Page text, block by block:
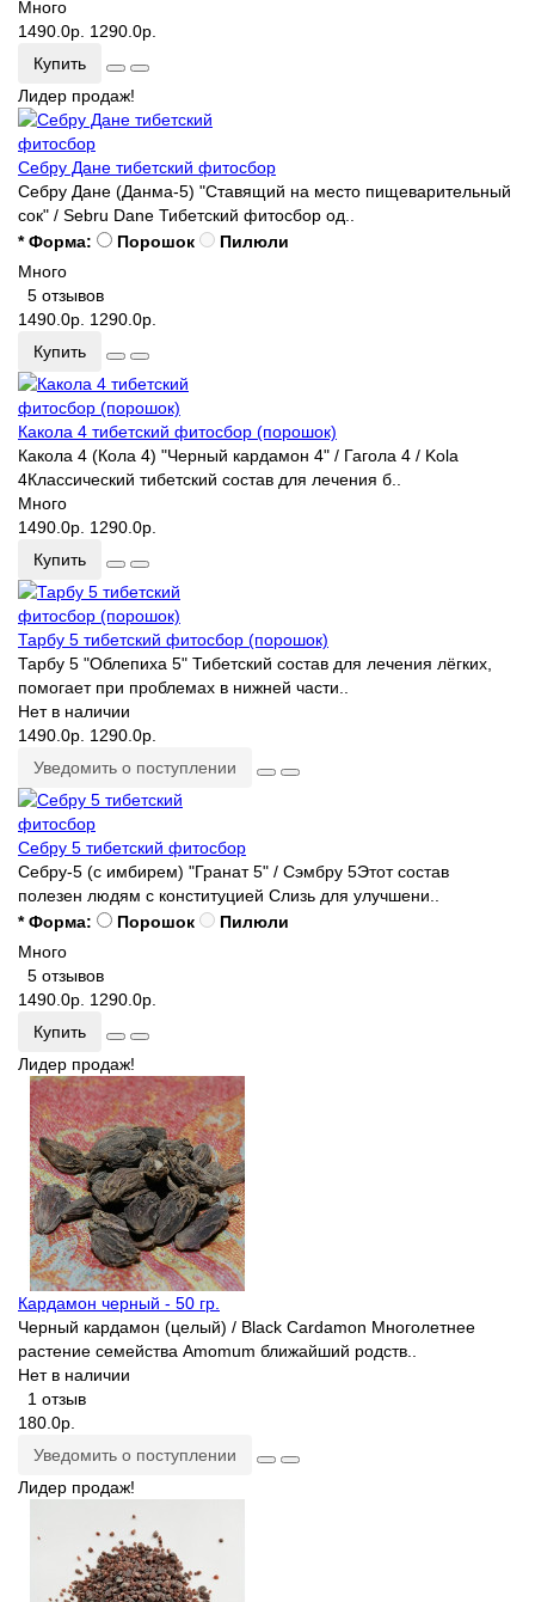
Много
1490.0р. 1290.0р.
Купить
Лидер продаж!
Себру Дане тибетский фитосбор
Себру Дане (Данма-5) "Ставящий на место пищеварительный
сок" / Sebru Dane Тибетский фитосбор од..
* Форма:
Порошок
Пилюли
Много
5 отзывов
1490.0р. 1290.0р.
Купить
Какола 4 тибетский фитосбор (порошок)
Какола 4 (Кола 4) "Черный кардамон 4" / Гагола 4 / Kola
4Классический тибетский состав для лечения б..
Много
1490.0р. 1290.0р.
Купить
Тарбу 5 тибетский фитосбор (порошок)
Тарбу 5 "Облепиха 5" Тибетский состав для лечения лёгких,
помогает при проблемах в нижней части..
Нет в наличии
1490.0р. 1290.0р.
Уведомить о поступлении
Себру 5 тибетский фитосбор
Себру-5 (с имбирем) "Гранат 5" / Сэмбру 5Этот состав
полезен людям с конституцией Слизь для улучшени..
* Форма:
Порошок
Пилюли
Много
5 отзывов
1490.0р. 1290.0р.
Купить
Лидер продаж!
Кардамон черный - 50 гр.
Черный кардамон (целый) / Black Cardamon Многолетнее
растение семейства Amomum ближайший родств..
Нет в наличии
1 отзыв
180.0р.
Уведомить о поступлении
Лидер продаж!